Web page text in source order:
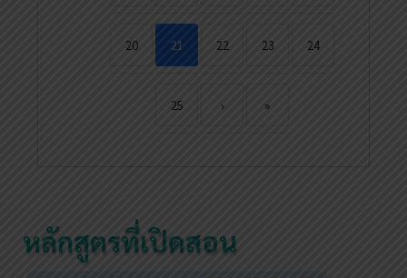
20 21 22 23 24
25 › »
หลักสูตรที่เปิดสอน